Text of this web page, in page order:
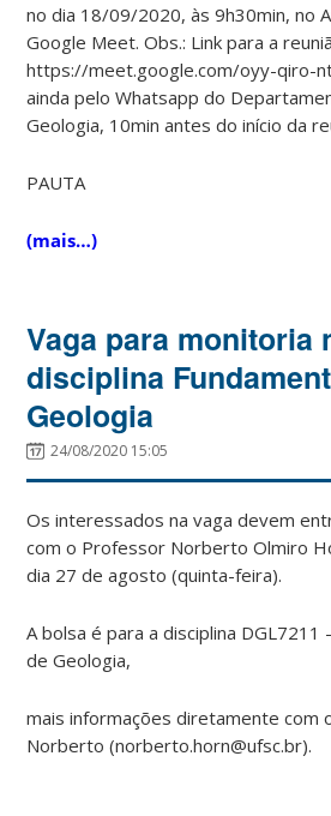
no dia 18/09/2020, às 9h30min, no
Google Meet. Obs.: Link para a
https://meet.google.com/oyy-qiro-
ainda pelo Whatsapp do
Geologia, 10min antes do início da
PAUTA
(mais…)
Vaga para monitoria
disciplina
Geologia
24/08/2020 15:05
Os interessados na vaga devem
com o Professor Norberto Olmiro
dia 27 de agosto (quinta-feira).
A bolsa é para a disciplina DGL7211
de Geologia,
mais informações diretamente com
Norberto (norberto.horn@ufsc.br).